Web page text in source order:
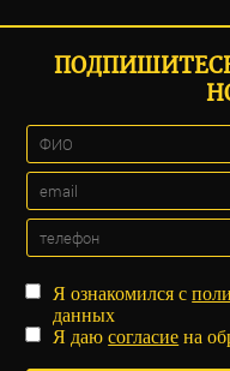
Я ознакомился с
данных
Я даюсогласие на